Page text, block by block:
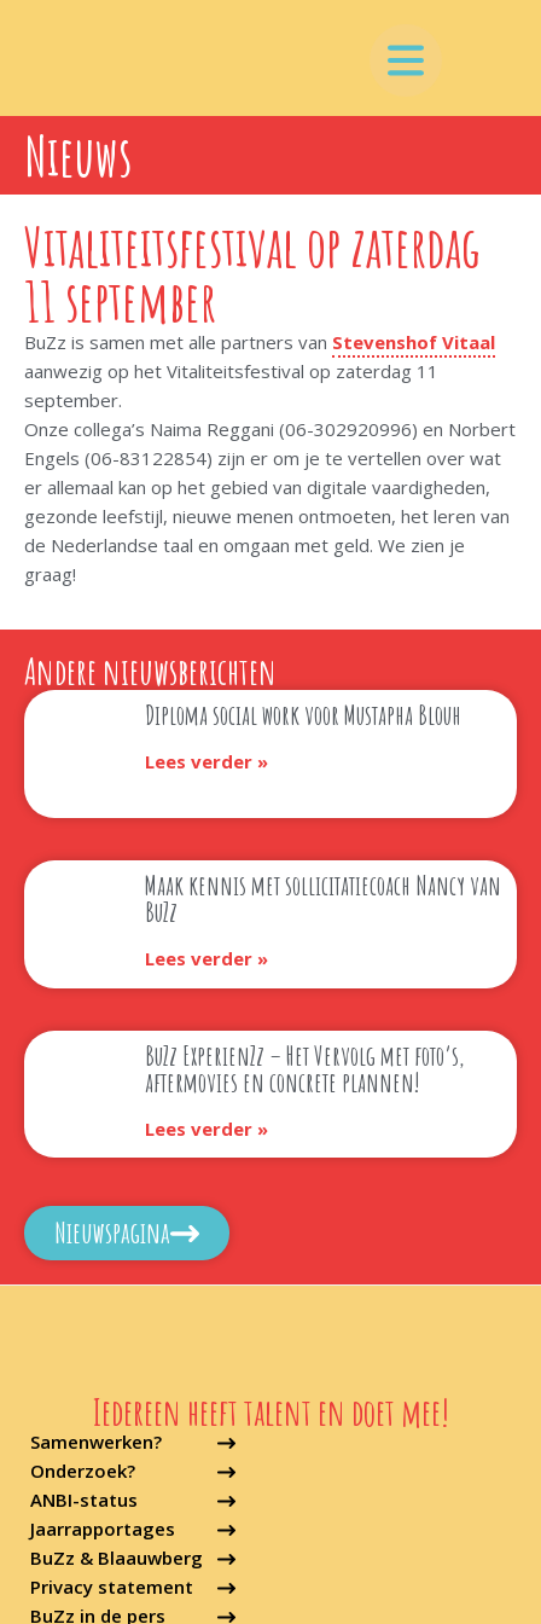
Nieuws
Vitaliteitsfestival op zaterdag
11 september
BuZz is samen met alle partners van Stevenshof Vitaal
aanwezig op het Vitaliteitsfestival op zaterdag 11
september.
Onze collega’s Naima Reggani (06-302920996) en Norbert
Engels (06-83122854) zijn er om je te vertellen over wat
er allemaal kan op het gebied van digitale vaardigheden,
gezonde leefstijl, nieuwe menen ontmoeten, het leren van
de Nederlandse taal en omgaan met geld. We zien je
graag!
Andere nieuwsberichten
Diploma social work voor Mustapha Blouh
Lees verder »
Maak kennis met sollicitatiecoach Nancy van
BuZz
Lees verder »
BuZz ExperienZz – Het Vervolg met foto’s,
aftermovies en concrete plannen!
Lees verder »
Nieuwspagina
Samenwerken?
Onderzoek?
ANBI-status
Jaarrapportages
BuZz & Blaauwberg
Privacy statement
Iedereen heeft talent en doet mee!
BuZz in de pers